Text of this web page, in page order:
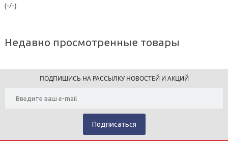
(-/-)
Недавно просмотренные товары
ПОДПИШИСЬ НА РАССЫЛКУ НОВОСТЕЙ И АКЦИЙ